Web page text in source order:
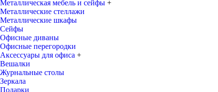
Металлическая мебель и сейфы +
Металлические стеллажи
Металлические шкафы
Сейфы
Офисные диваны
Офисные перегородки
Аксессуары для офиса +
Вешалки
Журнальные столы
Зеркала
Подарки